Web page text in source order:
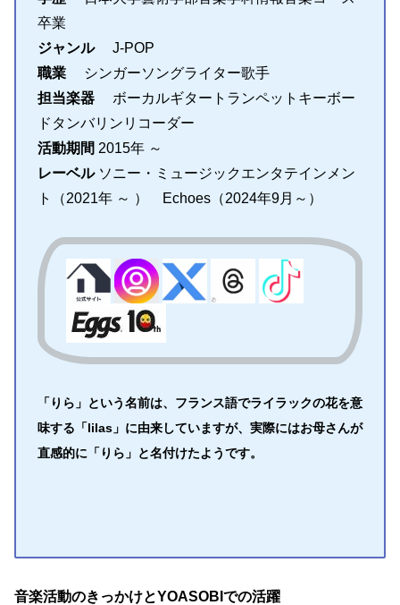
卒業
ジャンルJ-POP
職業 シンガーソングライター歌手
担当楽器 ボーカルギタートランペットキーボー
ドタンバリンリコーダー
活動期間 2015年 ～
レーベルソニー・ミュージックエンタテインメン
ト（2021年 ～ ） Echoes（2024年9月～）
「りら」という名前は、フランス語でライラックの花を意
味する「lilas」に由来していますが、実際にはお母さんが
直感的に「りら」と名付けたようです。
音楽活動のきっかけとYOASOBIでの活躍